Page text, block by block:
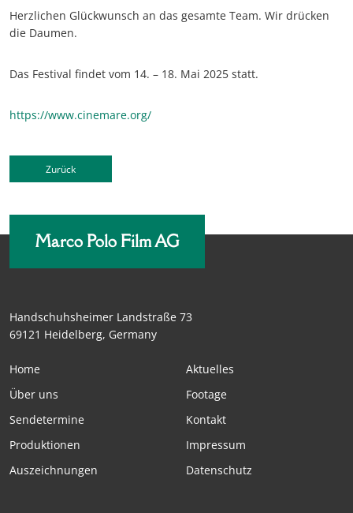
Herzlichen Glückwunsch an das gesamte Team. Wir drücken
die Daumen.
Das Festival findet vom 14. – 18. Mai 2025 statt.
https://www.cinemare.org/
Zurück
Marco Polo Film AG
Handschuhsheimer Landstraße 73
69121 Heidelberg, Germany
Home
Über uns
Sendetermine
Produktionen
Auszeichnungen
Aktuelles
Footage
Kontakt
Impressum
Datenschutz